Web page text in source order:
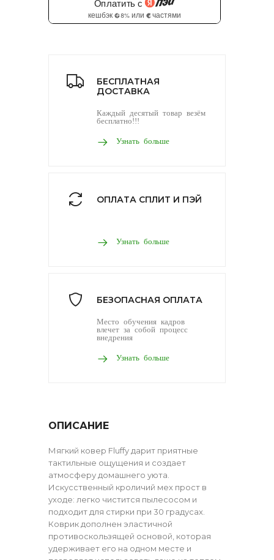
БЕСПЛАТНАЯ
ДОСТАВКА
Каждый десятый товар везём
бесплатно!!!
Узнать больше
ОПЛАТА СПЛИТ И ПЭЙ
Узнать больше
БЕЗОПАСНАЯ ОПЛАТА
Место обучения кадров
влечет за собой процесс
внедрения
Узнать больше
ОПИСАНИЕ
Мягкий ковер Fluffy дарит приятные
тактильные ощущения и создает
атмосферу домашнего уюта.
Искусственный кроличий мех прост в
уходе: легко чистится пылесосом и
подходит для стирки при 30 градусах.
Коврик дополнен эластичной
противоскользящей основой, которая
удерживает его на одном месте и